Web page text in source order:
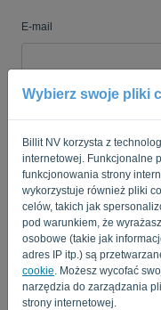
Wybierz swoje pliki
Billit NV korzysta z
internetowej. Funkcjonalne
funkcjonowania strony
wykorzystuje również pliki
celów, takich jak
pod warunkiem, że
osobowe (takie jak
adres IP itp.) są
cookie . Możesz wycofać
narzędzia do zarządzania
strony internetowej.
E-mail
Hasło
Przypomnij mi